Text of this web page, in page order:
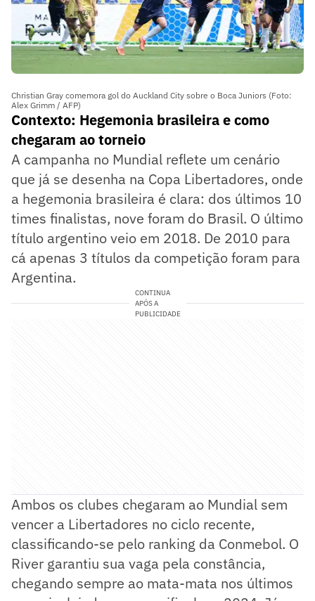
Christian Gray comemora gol do Auckland City sobre o Boca Juniors (Foto:
Alex Grimm / AFP)
Contexto: Hegemonia brasileira e como
chegaram ao torneio
A campanha no Mundial reflete um cenário
que já se desenha na Copa Libertadores, onde
a hegemonia brasileira é clara: dos últimos 10
times finalistas, nove foram do Brasil. O último
título argentino veio em 2018. De 2010 para
cá apenas 3 títulos da competição foram para
Argentina.
CONTINUA
APÓS A
PUBLICIDADE
Ambos os clubes chegaram ao Mundial sem
vencer a Libertadores no ciclo recente,
classificando-se pelo ranking da Conmebol. O
River garantiu sua vaga pela constância,
chegando sempre ao mata-mata nos últimos